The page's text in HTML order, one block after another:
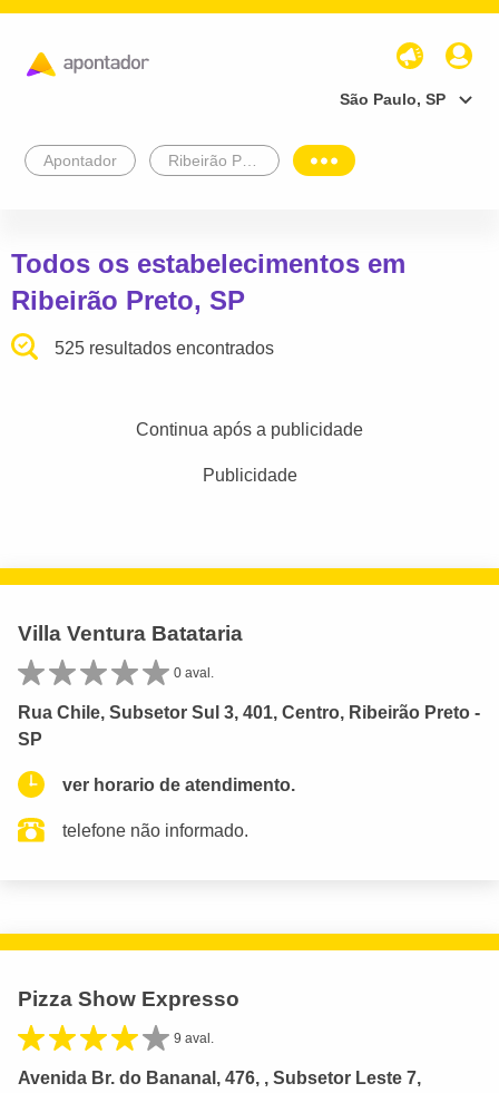
São Paulo, SP
Apontador
Todos os estabelecimentos em
Ribeirão Preto, SP
525 resultados encontrados
Continua após a publicidade
Publicidade
Villa Ventura Batataria
0 aval.
Rua Chile, Subsetor Sul 3, 401, Centro, Ribeirão Preto -
SP
ver horario de atendimento.
telefone não informado.
Pizza Show Expresso
9 aval.
Avenida Br. do Bananal, 476, , Subsetor Leste 7,